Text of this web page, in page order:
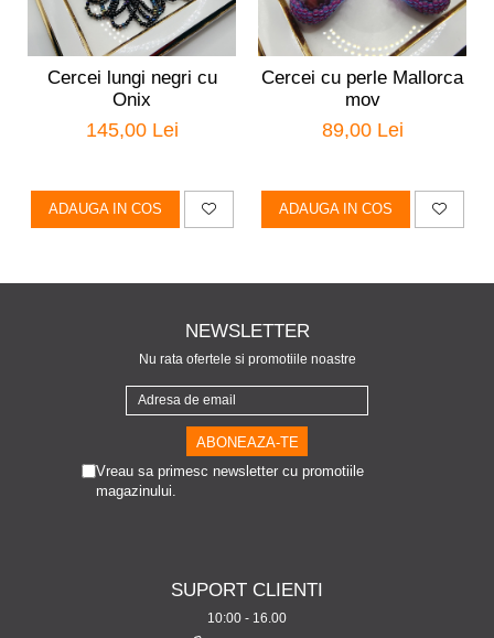
Cercei lungi negri cu
Onix
145,00 Lei
ADAUGA IN COS
Cercei cu perle Mallorca
mov
89,00 Lei
ADAUGA IN COS
NEWSLETTER
Nu rata ofertele si promotiile noastre
Vreau sa primesc newsletter cu promotiile
magazinului.
SUPORT CLIENTI
10:00 - 16.00